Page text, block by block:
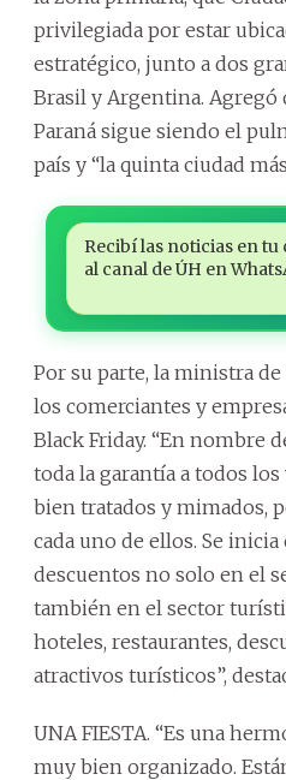
privilegiada por estar
estratégico, junto a dos
Brasil y Argentina. Agregó
Paraná sigue siendo el
país y “la quinta ciudad
Recibí las noticias en tu
al canal de ÚH en
Por su parte, la ministra
los comerciantes y
Black Friday. “En nombre
toda la garantía a todos
bien tratados y mimados,
cada uno de ellos. Se
descuentos no solo en el
también en el sector
hoteles, restaurantes,
atractivos turísticos”,
UNA FIESTA. “Es una
muy bien organizado.